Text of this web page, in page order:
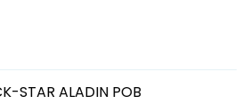
STAR ALADIN POB